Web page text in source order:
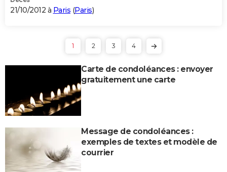
21/10/2012 à Paris (Paris)
1 2 3 4
Carte de condoléances : envoyer
gratuitement une carte
Message de condoléances :
exemples de textes et modèle de
courrier